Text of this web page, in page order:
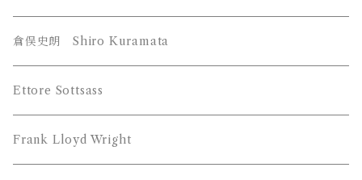
YAMAGIWA （ヤマギワ）
JAKOBSSON （ヤコブソン）
MAYUHANA （マユハナ）
Z-Light （山田照明）
富士琺瑯（FUJI HORO）
倉俣史朗 Shiro Kuramata
Ettore Sottsass
Frank Lloyd Wright